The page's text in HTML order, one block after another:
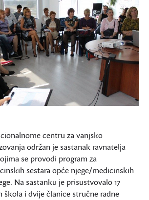
centru za vanjsko
održan je sastanak ravnatelja
se provodi program za
sestara opće njege/medicinskih
Na sastanku je prisustvovalo 17
škola i dvije članice stručne radne